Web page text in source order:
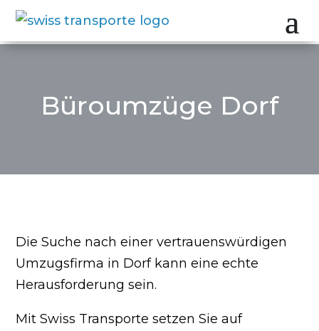
Büroumzüge Dorf
Die Suche nach einer vertrauenswürdigen
Umzugsfirma in Dorf kann eine echte
Herausforderung sein.
Mit Swiss Transporte setzen Sie auf